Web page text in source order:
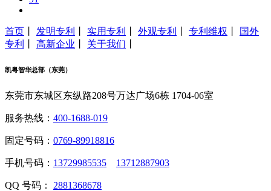
首页 发明专利 实用专利 外观专利 专利维权
国外
专利
高新企业 关于我们
凯粤智华总部（东莞）
东莞市东城区东纵路208号万达广场6栋 1704-06室
服务热线： 400-1688-019
固定号码： 0769-89918816
手机号码： 13729985535 13712887903
QQ 号码： 2881368678